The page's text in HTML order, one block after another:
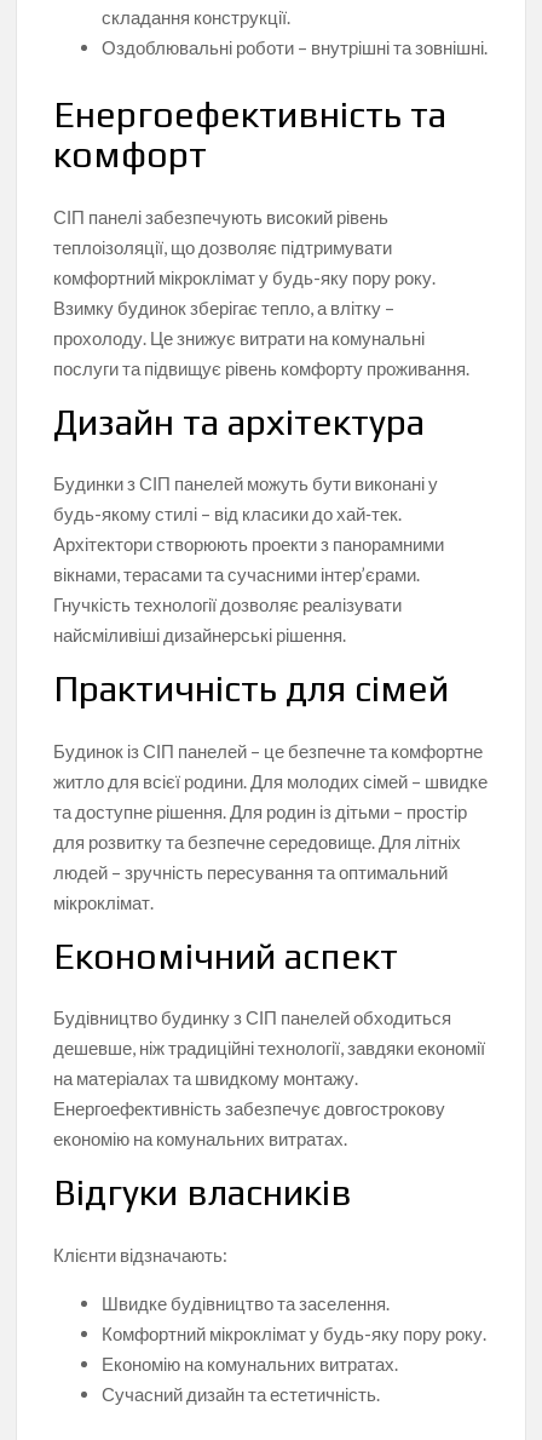
складання конструкції.
Оздоблювальні роботи – внутрішні та зовнішні.
Енергоефективність та
комфорт
СІП панелі забезпечують високий рівень
теплоізоляції, що дозволяє підтримувати
комфортний мікроклімат у будь-яку пору року.
Взимку будинок зберігає тепло, а влітку –
прохолоду. Це знижує витрати на комунальні
послуги та підвищує рівень комфорту проживання.
Дизайн та архітектура
Будинки з СІП панелей можуть бути виконані у
будь-якому стилі – від класики до хай‑тек.
Архітектори створюють проекти з панорамними
вікнами, терасами та сучасними інтер’єрами.
Гнучкість технології дозволяє реалізувати
найсміливіші дизайнерські рішення.
Практичність для сімей
Будинок із СІП панелей – це безпечне та комфортне
житло для всієї родини. Для молодих сімей – швидке
та доступне рішення. Для родин із дітьми – простір
для розвитку та безпечне середовище. Для літніх
людей – зручність пересування та оптимальний
мікроклімат.
Економічний аспект
Будівництво будинку з СІП панелей обходиться
дешевше, ніж традиційні технології, завдяки економії
на матеріалах та швидкому монтажу.
Енергоефективність забезпечує довгострокову
економію на комунальних витратах.
Відгуки власників
Клієнти відзначають:
Швидке будівництво та заселення.
Комфортний мікроклімат у будь-яку пору року.
Економію на комунальних витратах.
Сучасний дизайн та естетичність.